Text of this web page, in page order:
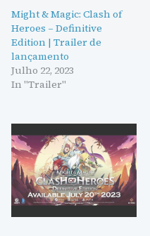
Might & Magic: Clash of
Heroes – Definitive
Edition | Trailer de
lançamento
Julho 22, 2023
In "Trailer"